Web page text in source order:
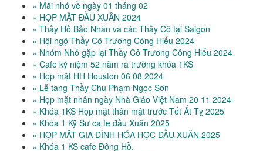
» Mãi nhớ về ngày 01 tháng 02
» HỌP MẶT ĐẦU XUÂN 2024
» Thầy Hồ Bảo Nhàn và các Thầy Cô tại Saigon
» Hội ngộ Thầy Cô Trương Công Hiếu 2024
» Nhóm Nhỏ gặp lại Thầy Cô Trương Công Hiếu 2024
» Cafe kỷ niệm 52 năm ra trường khóa 1KS
» Họp mặt HH Houston 06 08 2024
» Lễ tang Thầy Chu Phạm Ngọc Sơn
» Họp mặt nhân ngày Nhà Giáo Việt Nam 20 11 2024
» Khóa 1KS Họp mặt thân mật trước Tết Ất Tỵ 2025
» Khóa 1 Kỹ Sư ca fe đầu Xuân 2025
» HỌP MẶT GIA ĐÌNH HÓA HỌC ĐẦU XUÂN 2025
» Khóa 1 KS cafe Đông Hồ.